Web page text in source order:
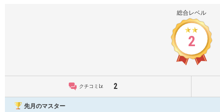
総合レベル
2
クチコミLv. 2
先月のマスター